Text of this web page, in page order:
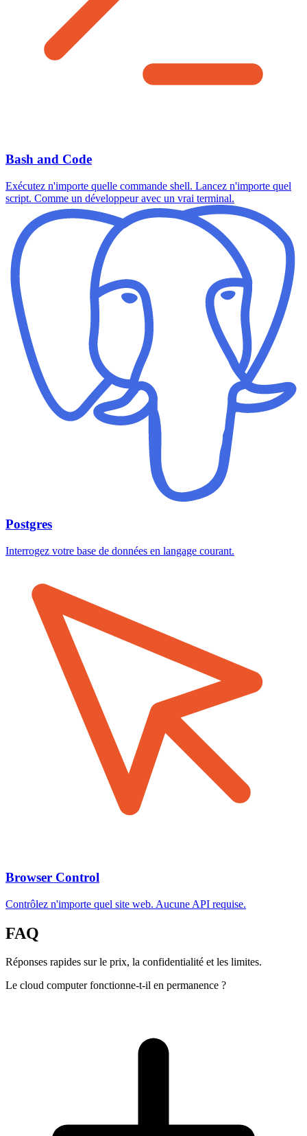
Bash and Code
Exécutez n'importe quelle commande shell. Lancez n'importe quel
script. Comme un développeur avec un vrai terminal.
Postgres
Interrogez votre base de données en langage courant.
Browser Control
Contrôlez n'importe quel site web. Aucune API requise.
FAQ
Réponses rapides sur le prix, la confidentialité et les limites.
Le cloud computer fonctionne-t-il en permanence ?